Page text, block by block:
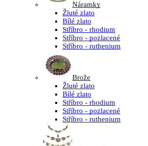
Náramky
Žluté zlato
Bílé zlato
Stříbro - rhodium
Stříbro - pozlacené
Stříbro - ruthenium
Brože
Žluté zlato
Bílé zlato
Stříbro - rhodium
Stříbro - pozlacené
Stříbro - ruthenium